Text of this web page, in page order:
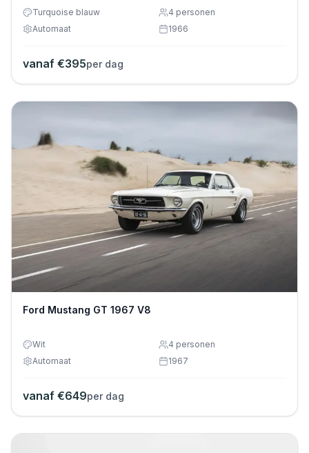
Turquoise blauw 4 personen
Automaat
1966
vanaf €395per dag
Ford Mustang GT 1967 V8
Wit 4 personen
Automaat
1967
vanaf €649per dag